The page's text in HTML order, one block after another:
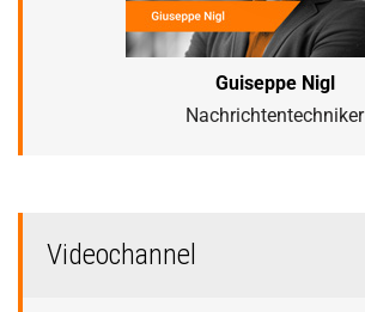
Guiseppe Nigl
Nachrichtentechniker
Videochannel